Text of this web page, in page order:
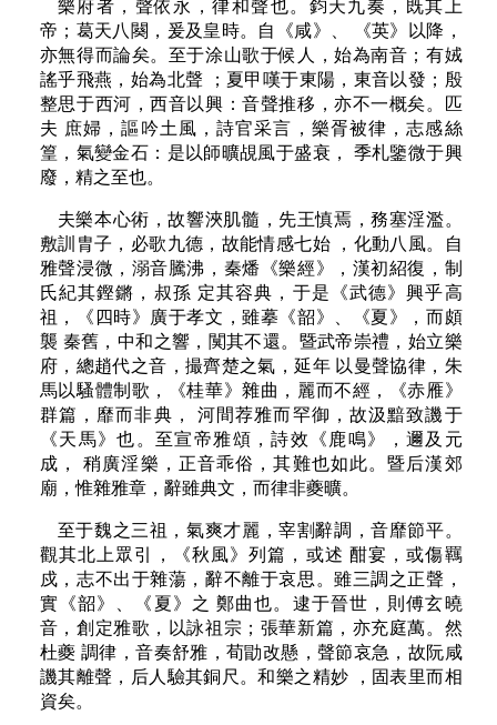
樂府者，聲依永，律和聲也。鈞天九奏，既其上
帝；葛天八闋，爰及皇時。自《咸》、 《英》以降，
亦無得而論矣。至于涂山歌于候人，始為南音；有娀
謠乎飛燕，始為北聲 ；夏甲嘆于東陽，東音以發；殷
整思于西河，西音以興：音聲推移，亦不一概矣。匹
夫 庶婦，謳吟土風，詩官采言，樂胥被律，志感絲
篁，氣變金石：是以師曠覘風于盛衰， 季札鑒微于興
廢，精之至也。
夫樂本心術，故響浹肌髓，先王慎焉，務塞淫濫。
敷訓胄子，必歌九德，故能情感七始 ，化動八風。自
雅聲浸微，溺音騰沸，秦燔《樂經》，漢初紹復，制
氏紀其鏗鏘，叔孫 定其容典，于是《武德》興乎高
祖，《四時》廣于孝文，雖摹《韶》、《夏》，而頗
襲 秦舊，中和之響，闃其不還。暨武帝崇禮，始立樂
府，總趙代之音，撮齊楚之氣，延年 以曼聲協律，朱
馬以騷體制歌，《桂華》雜曲，麗而不經，《赤雁》
群篇，靡而非典， 河間荐雅而罕御，故汲黯致譏于
《天馬》也。至宣帝雅頌，詩效《鹿鳴》，邇及元
成， 稍廣淫樂，正音乖俗，其難也如此。暨后漢郊
廟，惟雜雅章，辭雖典文，而律非夔曠。
至于魏之三祖，氣爽才麗，宰割辭調，音靡節平。
觀其北上眾引，《秋風》列篇，或述 酣宴，或傷羈
戍，志不出于雜蕩，辭不離于哀思。雖三調之正聲，
實《韶》、《夏》之 鄭曲也。逮于晉世，則傅玄曉
音，創定雅歌，以詠祖宗；張華新篇，亦充庭萬。然
杜夔 調律，音奏舒雅，荀勖改懸，聲節哀急，故阮咸
譏其離聲，后人驗其銅尺。和樂之精妙 ，固表里而相
資矣。